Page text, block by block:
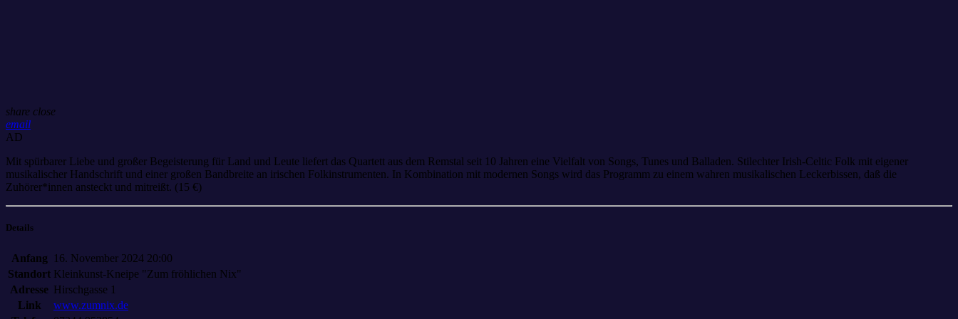
share close
email
AD
Mit spürbarer Liebe und großer Begeisterung für Land und Leute liefert das Quartett aus dem Remstal seit 10 Jahren eine Vielfalt von Songs, Tunes und Balladen. Stilechter Irish-Celtic Folk mit eigener
musikalischer Handschrift und einer großen Bandbreite an irischen Folkinstrumenten. In Kombination mit modernen Songs wird das Programm zu einem wahren musikalischen Leckerbissen, daß die
Zuhörer*innen ansteckt und mitreißt. (15 €)
Details
Anfang
16. November 2024 20:00
Standort Kleinkunst-Kneipe "Zum fröhlichen Nix"
Adresse Hirschgasse 1
Link
www.zumnix.de